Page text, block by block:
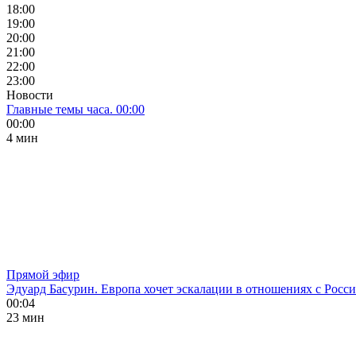
18:00
19:00
20:00
21:00
22:00
23:00
Новости
Главные темы часа. 00:00
00:00
4 мин
Прямой эфир
Эдуард Басурин. Европа хочет эскалации в отношениях с
00:04
23 мин